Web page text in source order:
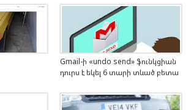
դեմքերը տեսնելու
Gmail-ի «undo send» ֆունկցիան
դուրս է եկել 6 տարի տևած բետա